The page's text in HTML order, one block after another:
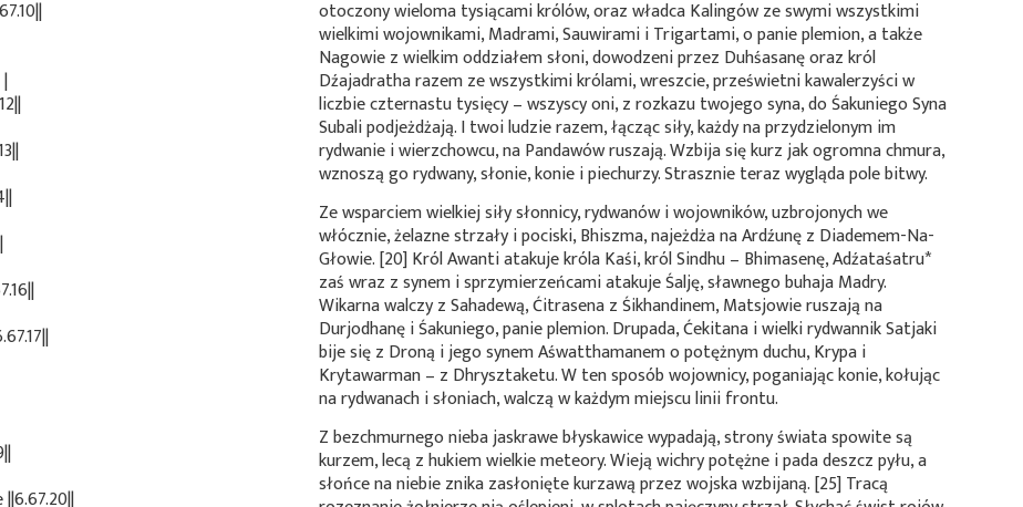
otoczony wieloma tysiącami królów, oraz władca Kalingów ze swymi wszystkimi
wielkimi wojownikami, Madrami, Sauwirami i Trigartami, o panie plemion, a także
Nagowie z wielkim oddziałem słoni, dowodzeni przez Duhśasanę oraz król
Dźajadratha razem ze wszystkimi królami, wreszcie, prześwietni kawalerzyści w
liczbie czternastu tysięcy – wszyscy oni, z rozkazu twojego syna, do Śakuniego Syna
Subali podjeżdżają. I twoi ludzie razem, łącząc siły, każdy na przydzielonym im
rydwanie i wierzchowcu, na Pandawów ruszają. Wzbija się kurz jak ogromna chmura,
wznoszą go rydwany, słonie, konie i piechurzy. Strasznie teraz wygląda pole bitwy.
Ze wsparciem wielkiej siły słonnicy, rydwanów i wojowników, uzbrojonych we
włócznie, żelazne strzały i pociski, Bhiszma, najeżdża na Ardźunę z Diademem-Na-
Głowie. [20] Król Awanti atakuje króla Kaśi, król Sindhu – Bhimasenę,Adźataśatru*
zaś wraz z synem i sprzymierzeńcami atakuje Śalję, sławnego buhaja Madry.
Wikarna walczy z Sahadewą, Ćitrasena z Śikhandinem, Matsjowie ruszają na
Durjodhanę i Śakuniego, panie plemion. Drupada, Ćekitana i wielki rydwannik Satjaki
bije się z Droną i jego synem Aśwatthamanem o potężnym duchu, Krypa i
Krytawarman – z Dhrysztaketu. W ten sposób wojownicy, poganiając konie, kołując
na rydwanach i słoniach, walczą w każdym miejscu linii frontu.
Z bezchmurnego nieba jaskrawe błyskawice wypadają, strony świata spowite są
kurzem, lecą z hukiem wielkie meteory. Wieją wichry potężne i pada deszcz pyłu, a
słońce na niebie znika zasłonięte kurzawą przez wojska wzbijaną. [25] Tracą